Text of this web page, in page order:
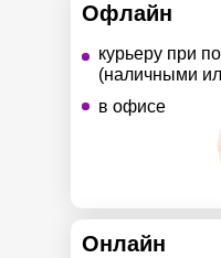
Офлайн
курьеру при
(наличными
в офисе
Онлайн